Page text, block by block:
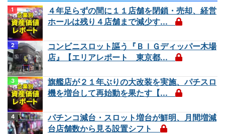
４年足らずの間に１１店舗を閉鎖・売却、経営
ホールは残り４店舗まで減少す...
コンビニスロット謳う『ＢＩＧディッパー木場
店』【エリアレポート 東京都...
旗艦店が２１年ぶりの大改装を実施、パチスロ
機を増台して再始動を果たす【...
パチンコ減台・スロット増台が鮮明、月間増減
台店舗数から見る設置シフト